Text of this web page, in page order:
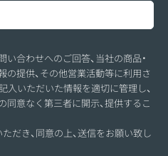
合わせへのご回答、当社の商品・
の提供、その他営業活動等に利用さ
入いただいた情報を適切に管理し、
同意なく第三者に開示、提供するこ
ただき、同意の上、送信をお願い致し